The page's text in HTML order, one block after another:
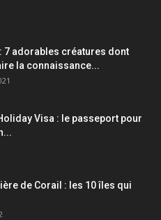
7 adorables créatures dont
la connaissance...
Visa : le passeport pour
de Corail : les 10 îles qui